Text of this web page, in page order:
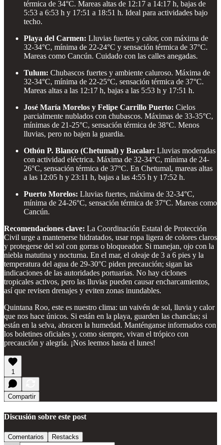
térmica de 34°C. Mareas altas de 12:17 a 14:17 h, bajas de
5:53 a 6:53 h y 17:51 a 18:51 h. Ideal para actividades bajo
techo.
Playa del Carmen: Lluvias fuertes y calor, con máxima de
32-34°C, mínima de 22-24°C y sensación térmica de 37°C.
Mareas como Cancún. Cuidado con las calles anegadas.
Tulum: Chubascos fuertes y ambiente caluroso. Máxima de
32-34°C, mínima de 22-25°C, sensación térmica de 37°C.
Mareas altas a las 12:17 h, bajas a las 5:53 h y 17:51 h.
José María Morelos y Felipe Carrillo Puerto: Cielos
parcialmente nublados con chubascos. Máximas de 33-35°C,
mínimas de 21-25°C, sensación térmica de 38°C. Menos
lluvias, pero no bajen la guardia.
Othón P. Blanco (Chetumal) y Bacalar: Lluvias moderadas
con actividad eléctrica. Máxima de 32-34°C, mínima de 24-
26°C, sensación térmica de 37°C. En Chetumal, mareas altas
a las 12:05 h y 23:11 h, bajas a las 4:55 h y 17:52 h.
Puerto Morelos: Lluvias fuertes, máxima de 32-34°C,
mínima de 24-26°C, sensación térmica de 37°C. Mareas como
Cancún.
Recomendaciones clave: La Coordinación Estatal de Protección
Civil urge a mantenerse hidratados, usar ropa ligera de colores claros
y protegerse del sol con gorras o bloqueador. Si manejan, ojo con la
niebla matutina y nocturna. En el mar, el oleaje de 3 a 6 pies y la
temperatura del agua de 29-30°C piden precaución; sigan las
indicaciones de las autoridades portuarias. No hay ciclones
tropicales activos, pero las lluvias pueden causar encharcamientos,
así que revisen drenajes y eviten zonas inundables.
Quintana Roo, este es nuestro clima: un vaivén de sol, lluvia y calor
que nos hace únicos. Si están en la playa, guarden las chanclas; si
están en la selva, abracen la humedad. Manténganse informados con
los boletines oficiales y, como siempre, vivan el trópico con
precaución y alegría. ¡Nos leemos hasta el lunes!
1
Compartir
Discusión sobre este post
Comentarios Restacks